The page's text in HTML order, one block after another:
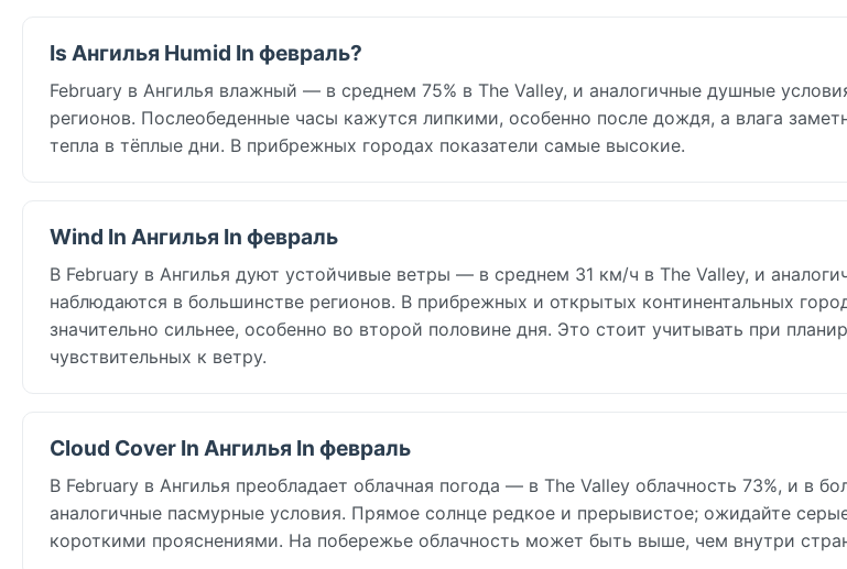
Is Ангилья Humid In февраль?
February в Ангилья влажный — в среднем 75% в The Valley, и аналогичные душные
регионов. Послеобеденные часы кажутся липкими, особенно после дождя, а влага
тепла в тёплые дни. В прибрежных городах показатели самые высокие.
Wind In Ангилья In февраль
В February в Ангилья дуют устойчивые ветры — в среднем 31 км/ч в The Valley, и
наблюдаются в большинстве регионов. В прибрежных и открытых континентальных
значительно сильнее, особенно во второй половине дня. Это стоит учитывать при
чувствительных к ветру.
Cloud Cover In Ангилья In февраль
В February в Ангилья преобладает облачная погода — в The Valley облачность 73%, и в
аналогичные пасмурные условия. Прямое солнце редкое и прерывистое; ожидайте
короткими прояснениями. На побережье облачность может быть выше, чем внутри